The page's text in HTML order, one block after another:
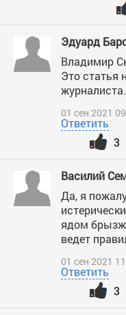
Эдуард
Владимир
Это статья
журналиста.
01 сен 2021
Ответить
3
Василий
Да, я
ядом
ведет
01 сен 2021
Ответить
3